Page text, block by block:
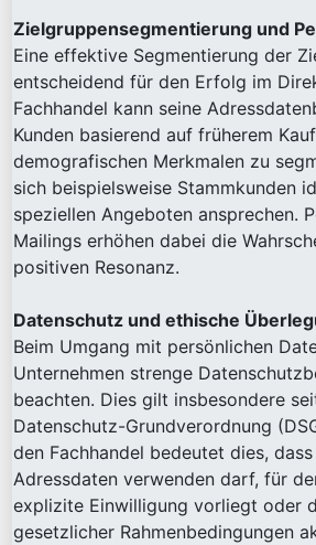
Zielgruppensegmentierung und
Eine effektive Segmentierung der
entscheidend für den Erfolg im
Fachhandel kann seine
Kunden basierend auf früherem
demografischen Merkmalen zu
sich beispielsweise Stammkunden
speziellen Angeboten ansprechen.
Mailings erhöhen dabei die
positiven Resonanz.
Datenschutz und ethische
Beim Umgang mit persönlichen
Unternehmen strenge
beachten. Dies gilt insbesondere
Datenschutz-Grundverordnung
den Fachhandel bedeutet dies,
Adressdaten verwenden darf, für
explizite Einwilligung vorliegt oder
gesetzlicher Rahmenbedingungen